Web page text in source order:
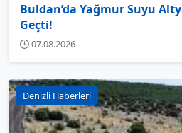
Buldan’da Yağmur Suyu
Geçti!
07.08.2026
Denizli Haberleri